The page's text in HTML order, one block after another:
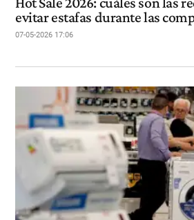
evitar estafas durante las
07-05-2026 17:06